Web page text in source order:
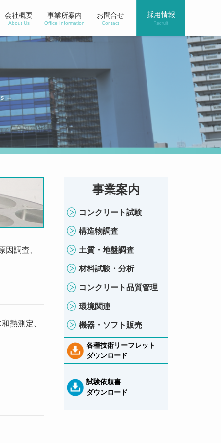
会社概要
About Us
事業所案内
Office Information
お問合せ
Contact
–
因調査、
熱測定、
事業案内
コンクリート試験
構造物調査
土質・地盤調査
材料試験・分析
コンクリート品質管理
環境関連
機器・ソフト販売
各種技術リーフレット
ダウンロード
試験依頼書
ダウンロード